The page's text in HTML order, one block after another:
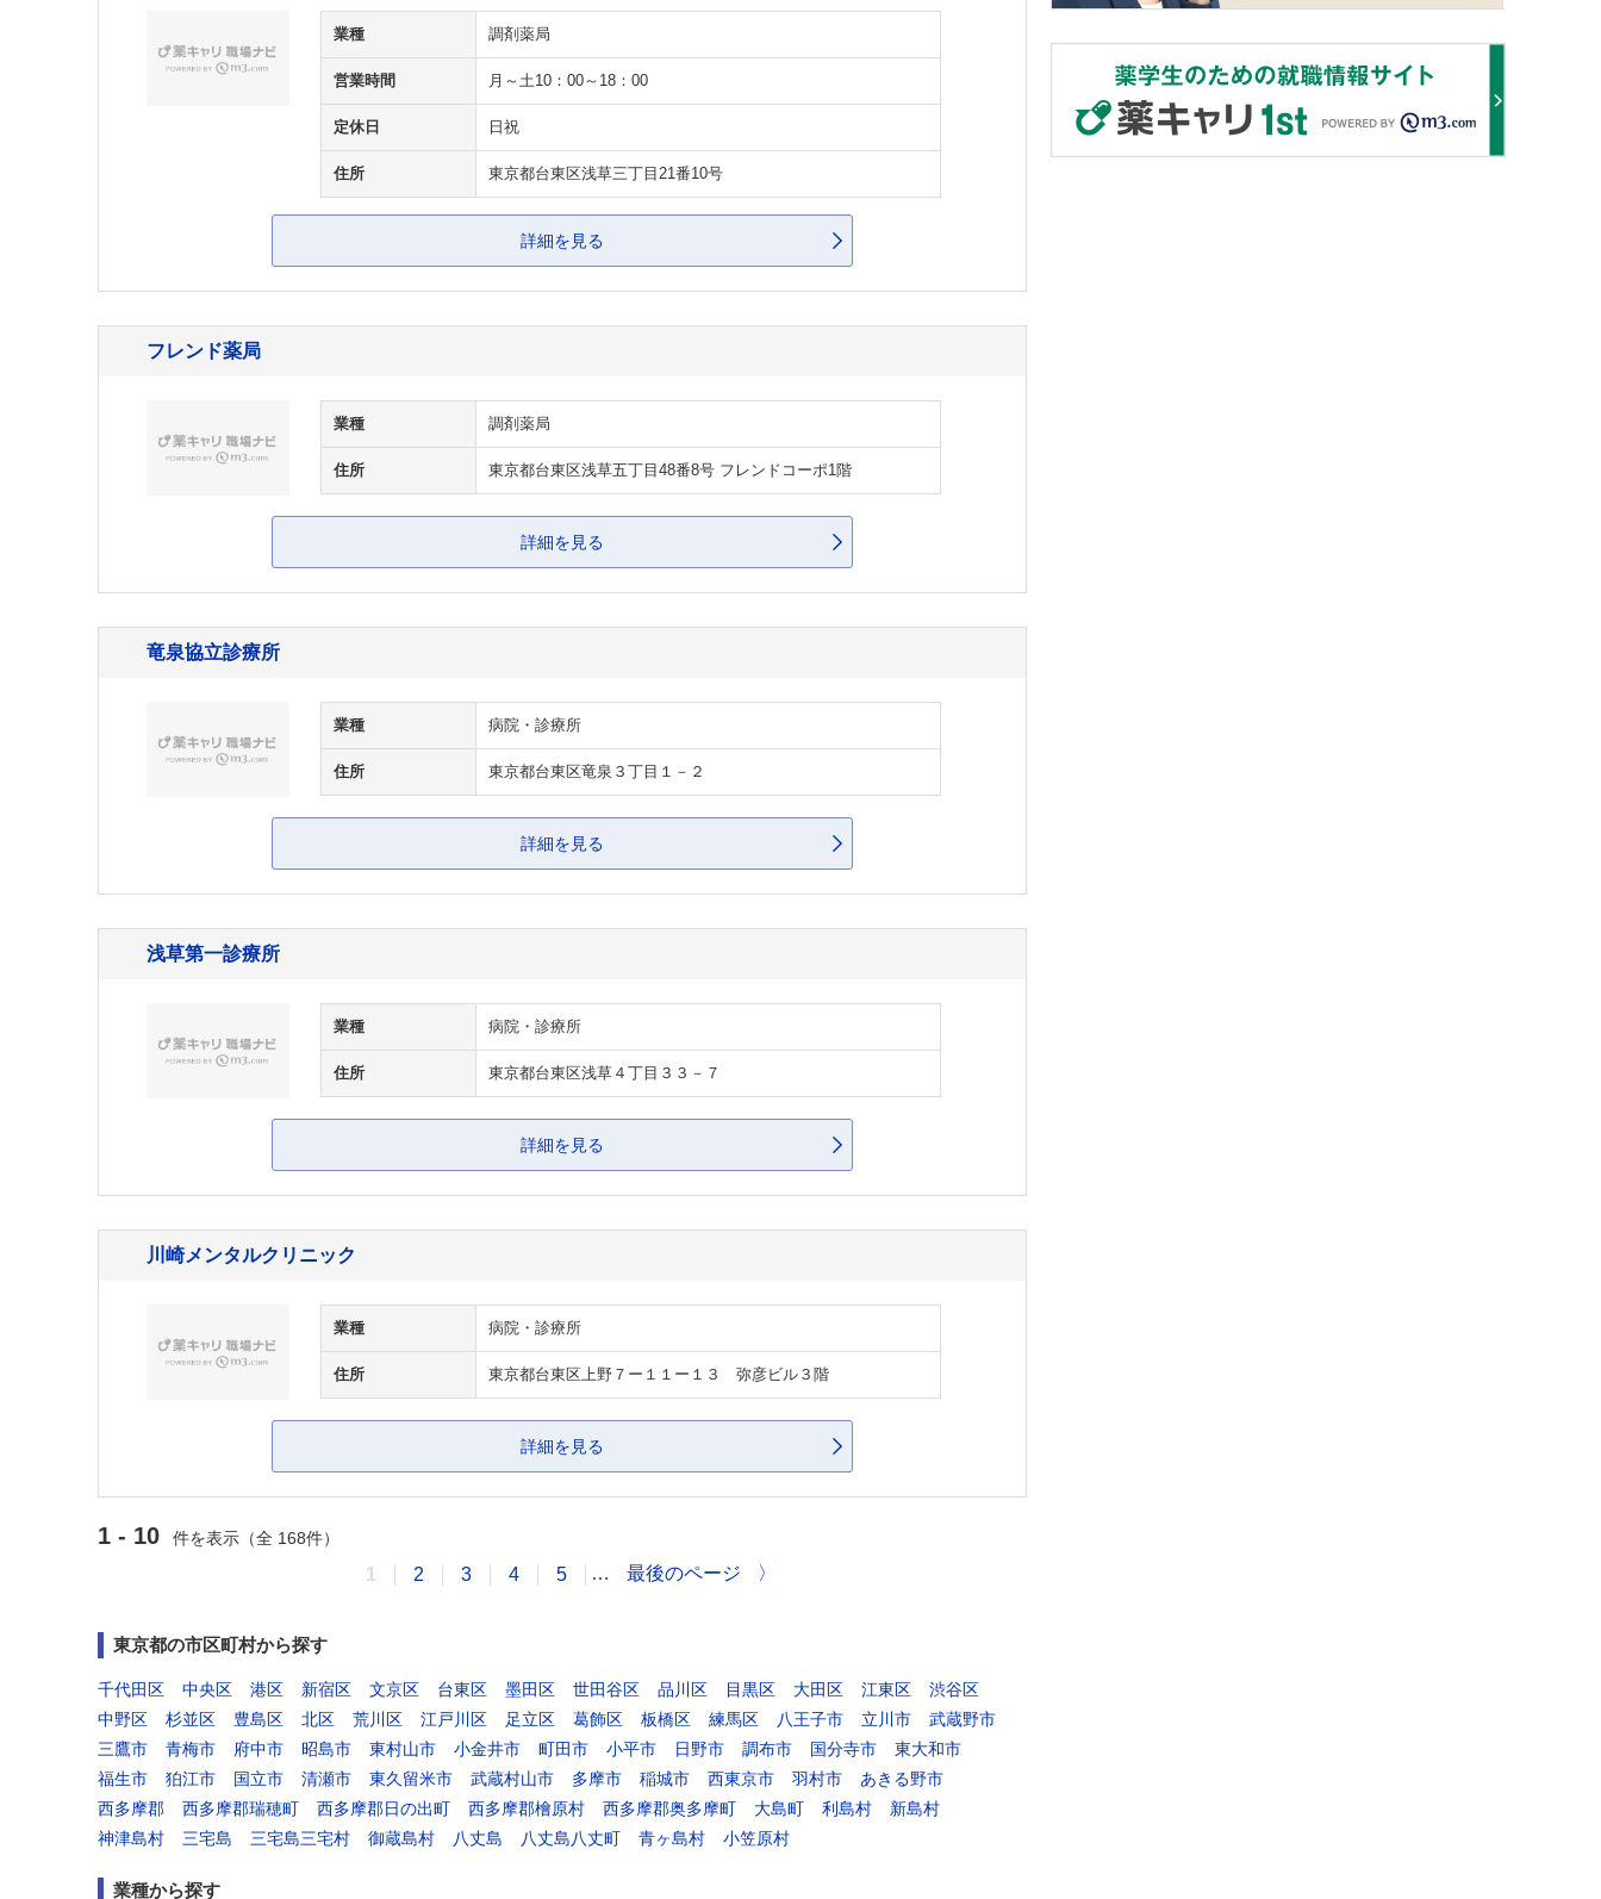
業種 調剤薬局
営業時間 月～土10：00～18：00
定休日 日祝
住所 東京都台東区浅草三丁目21番10号
詳細を見る
フレンド薬局
業種 調剤薬局
住所 東京都台東区浅草五丁目48番8号 フレンドコーポ1階
詳細を見る
竜泉協立診療所
業種 病院・診療所
住所 東京都台東区竜泉３丁目１－２
詳細を見る
浅草第一診療所
業種 病院・診療所
住所 東京都台東区浅草４丁目３３－７
詳細を見る
川崎メンタルクリニック
業種 病院・診療所
住所 東京都台東区上野７ー１１ー１３ 弥彦ビル３階
詳細を見る
1 - 10 件を表示（全 168件）
1 2 3 4 5 … 最後のページ 〉
東京都の市区町村から探す
千代田区 中央区 港区 新宿区 文京区 台東区 墨田区 世田谷区 品川区 目黒区 大田区 江東区
渋谷区
中野区
杉並区 豊島区 北区 荒川区 江戸川区 足立区 葛飾区 板橋区 練馬区 八王子市 立川市
武蔵野市
三鷹市
青梅市 府中市 昭島市 東村山市 小金井市 町田市 小平市 日野市 調布市 国分寺市
東大和市
福生市
狛江市 国立市 清瀬市 東久留米市 武蔵村山市 多摩市 稲城市 西東京市 羽村市
あきる野市
西多摩郡
西多摩郡瑞穂町 西多摩郡日の出町 西多摩郡檜原村 西多摩郡奥多摩町 大島町 利島村
新島村
神津島村
三宅島 三宅島三宅村 御蔵島村 八丈島 八丈島八丈町 青ヶ島村 小笠原村
業種から探す